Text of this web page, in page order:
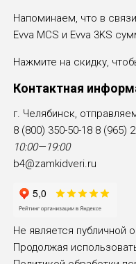
Напоминаем, что в
Evva MCS и Evva 3KS
Нажмите на скидку,
Контактная
г. Челябинск,
8 (800) 350-50-18 8 (965)
10:00—19:00
b4@zamkidveri.ru
Не является публичной
Продолжая